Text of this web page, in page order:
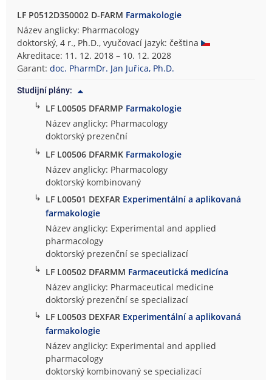
LF P0512D350002 D-FARM Farmakologie
Název anglicky: Pharmacology
doktorský, 4 r., Ph.D., vyučovací jazyk: čeština
Akreditace: 11. 12. 2018 – 10. 12. 2028
Garant:doc. PharmDr. Jan Juřica, Ph.D.
Studijní plány:
↳ LF L00505 DFARMP Farmakologie
Název anglicky: Pharmacology
doktorský prezenční
↳ LF L00506 DFARMK Farmakologie
Název anglicky: Pharmacology
doktorský kombinovaný
↳ LF L00501 DEXFAR Experimentální a aplikovaná
farmakologie
Název anglicky: Experimental and applied
pharmacology
doktorský prezenční se specializací
↳ LF L00502 DFARMM Farmaceutická medicína
Název anglicky: Pharmaceutical medicine
doktorský prezenční se specializací
↳ LF L00503 DEXFAR Experimentální a aplikovaná
farmakologie
Název anglicky: Experimental and applied
pharmacology
doktorský kombinovaný se specializací